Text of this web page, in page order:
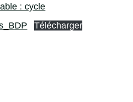
: cycle
Télécharger